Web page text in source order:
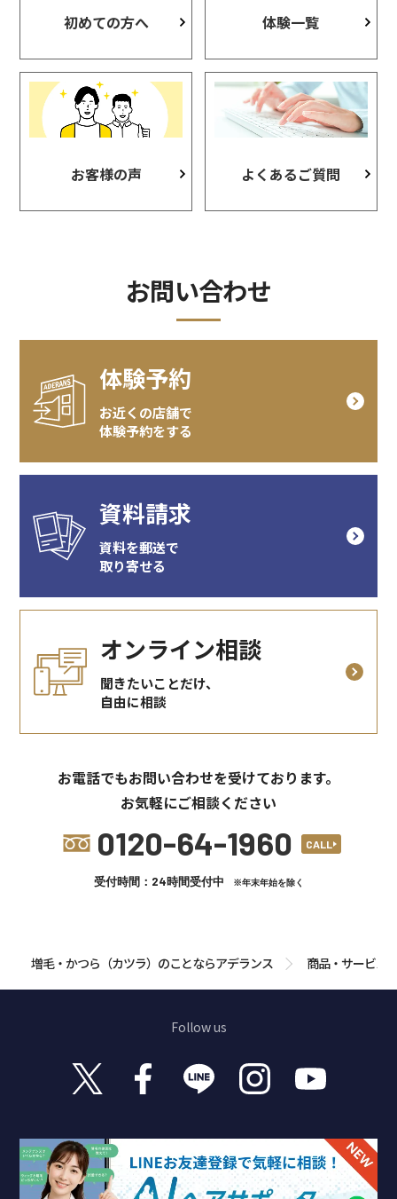
初めての方へ 体験一覧
お客様の声 よくあるご質問
お問い合わせ
体験予約
お近くの店舗で
体験予約をする
資料請求
資料を郵送で
取り寄せる
オンライン相談
聞きたいことだけ、
自由に相談
お電話でもお問い合わせを受けております。
お気軽にご相談ください
0120-64-1960 CALL
受付時間：24時間受付中 ※年末年始を除く
増毛・かつら（カツラ）のことならアデランス 商品・サービス
Follow us